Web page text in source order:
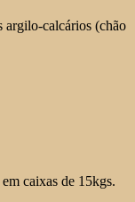
argilo-calcários (chão
caixas de 15kgs.